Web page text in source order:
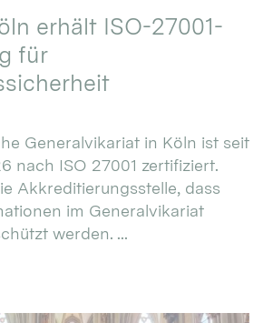
erhält ISO-27001-
für
Generalvikariat in Köln ist seit
nach ISO 27001 zertifiziert.
Akkreditierungsstelle, dass
im Generalvikariat
werden. ...